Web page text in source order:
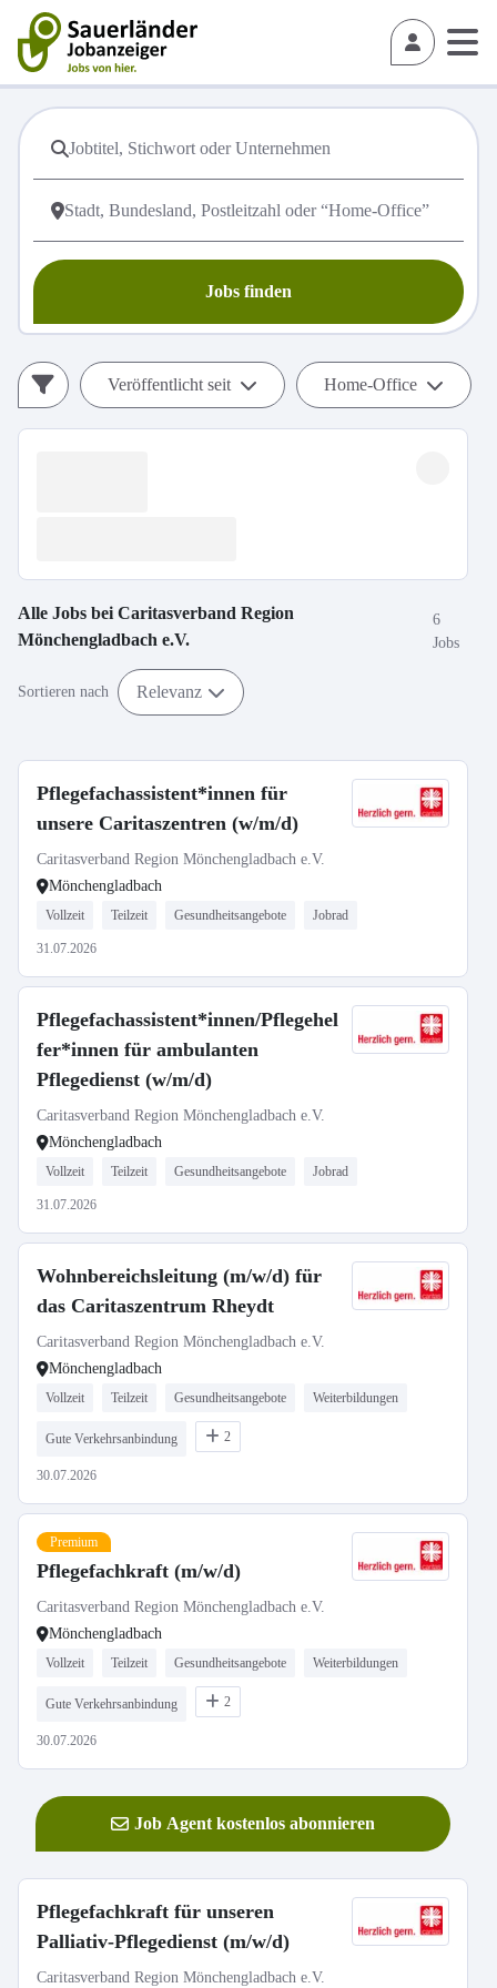
Jobs finden
Veröffentlicht seit Home-Office
Alle Jobs bei Caritasverband Region
Mönchengladbach e.V.
6
Jobs
Sortieren nach Relevanz
Pflegefachassistent*innen für
unsere Caritaszentren (w/m/d)
Caritasverband Region Mönchengladbach e.V.
Mönchengladbach
Vollzeit Teilzeit Gesundheitsangebote Jobrad
31.07.2026
Pflegefachassistent*innen/Pflegehel
fer*innen für ambulanten
Pflegedienst (w/m/d)
Caritasverband Region Mönchengladbach e.V.
Mönchengladbach
Vollzeit Teilzeit Gesundheitsangebote Jobrad
31.07.2026
Wohnbereichsleitung (m/w/d) für
das Caritaszentrum Rheydt
Caritasverband Region Mönchengladbach e.V.
Mönchengladbach
Vollzeit Teilzeit Gesundheitsangebote Weiterbildungen
Gute Verkehrsanbindung 2
30.07.2026
Premium
Pflegefachkraft (m/w/d)
Caritasverband Region Mönchengladbach e.V.
Mönchengladbach
Vollzeit Teilzeit Gesundheitsangebote Weiterbildungen
Gute Verkehrsanbindung 2
30.07.2026
Job Agent kostenlos abonnieren
Pflegefachkraft für unseren
Palliativ-Pflegedienst (m/w/d)
Caritasverband Region Mönchengladbach e.V.